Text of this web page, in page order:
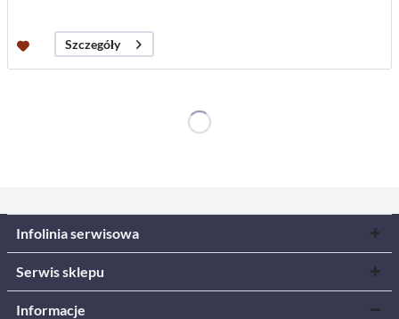
Szczegóły
Infolinia serwisowa
Serwis sklepu
Informacje